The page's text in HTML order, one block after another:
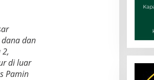
dan
2,
di luar
Pamin